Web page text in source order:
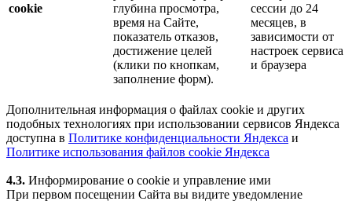
cookie
глубина просмотра,
время на Сайте,
показатель отказов,
достижение целей
(клики по кнопкам,
заполнение форм).
сессии до 24
месяцев, в
зависимости от
настроек сервиса
и браузера
Дополнительная информация о файлах cookie и других
подобных технологиях при использовании сервисов Яндекса
доступна в Политике конфиденциальности Яндекса и
Политике использования файлов cookie Яндекса
4.3. Информирование о cookie и управление ими
При первом посещении Сайта вы видите уведомление